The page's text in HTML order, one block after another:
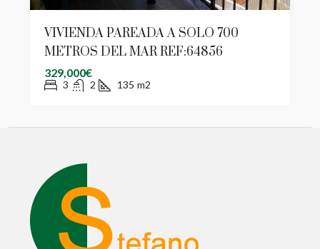
VIVIENDA PAREADA A SOLO 700
METROS DEL MAR REF:64856
329,000€
3 2 135 m2